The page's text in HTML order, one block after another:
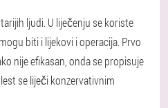
ljudi. U liječenju se koriste
biti i lijekovi i operacija. Prvo
nije efikasan, onda se propisuje
se liječi konzervativnim